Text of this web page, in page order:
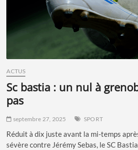
ACTUS
sc bastia : un nul à grenoble qui ne suffit
pas
septembre 27, 2025 SPORT
Réduit à dix juste avant la mi-temps
sévère contre Jérémy Sebas, le SC